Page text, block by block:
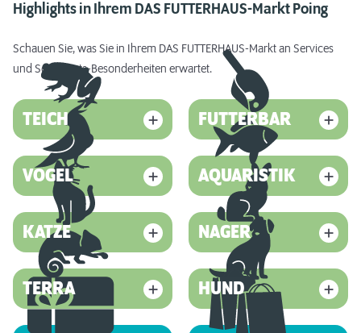
Highlights in Ihrem DAS FUTTERHAUS-Markt Poing
Schauen Sie, was Sie in Ihrem DAS FUTTERHAUS-Markt an Services
und Sortiments-Besonderheiten erwartet.
TEICH FUTTERBAR
VOGEL AQUARISTIK
KATZE NAGER
TERRA HUND